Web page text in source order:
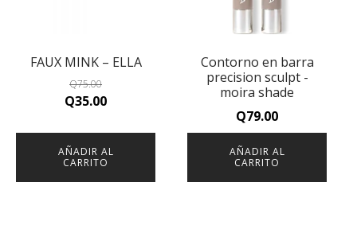
FAUX MINK – ELLA
Q75.00
Original
Q75.00.
Q35.00Current
Q35.00.
AÑADIR AL
CARRITO
Contorno en barra
precision sculpt -
moira shade
Q79.00
AÑADIR AL
CARRITO